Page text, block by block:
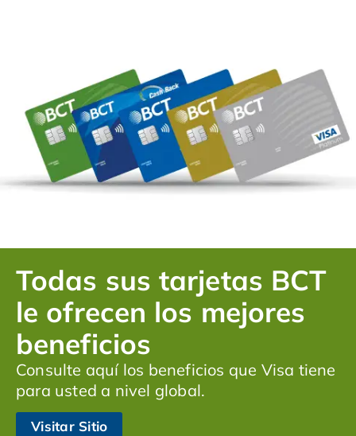
Todas sus tarjetas BCT
le ofrecen los mejores
beneficios
Consulte aquí los beneficios que Visa tiene
para usted a nivel global.
Visitar Sitio